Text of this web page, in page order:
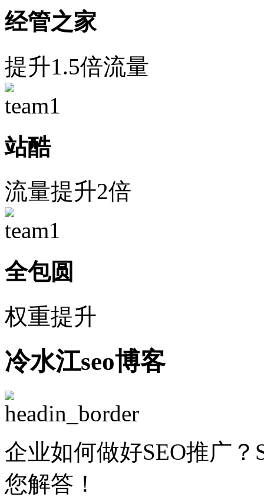
经管之家
提升1.5倍流量
站酷
流量提升2倍
全包圆
权重提升
冷水江seo博客
企业如何做好SEO推广
您解答！